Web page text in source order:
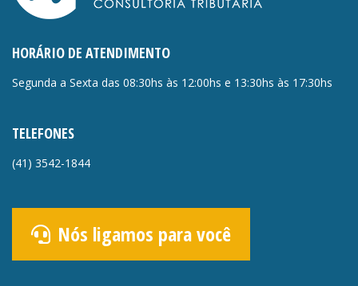
HORÁRIO DE ATENDIMENTO
Segunda a Sexta das 08:30hs às 12:00hs e 13:30hs às 17:30hs
TELEFONES
(41) 3542-1844
Nós ligamos para você